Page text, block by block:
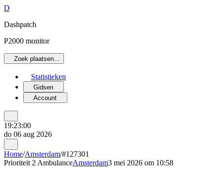
D
Dashpatch
P2000 monitor
Zoek plaatsen…
Statistieken
Gidsen
Account
19:23:00
do 06 aug 2026
Home/Amsterdam/#127301
Prioriteit 2 AmbulanceAmsterdam3 mei 2026 om 10:58